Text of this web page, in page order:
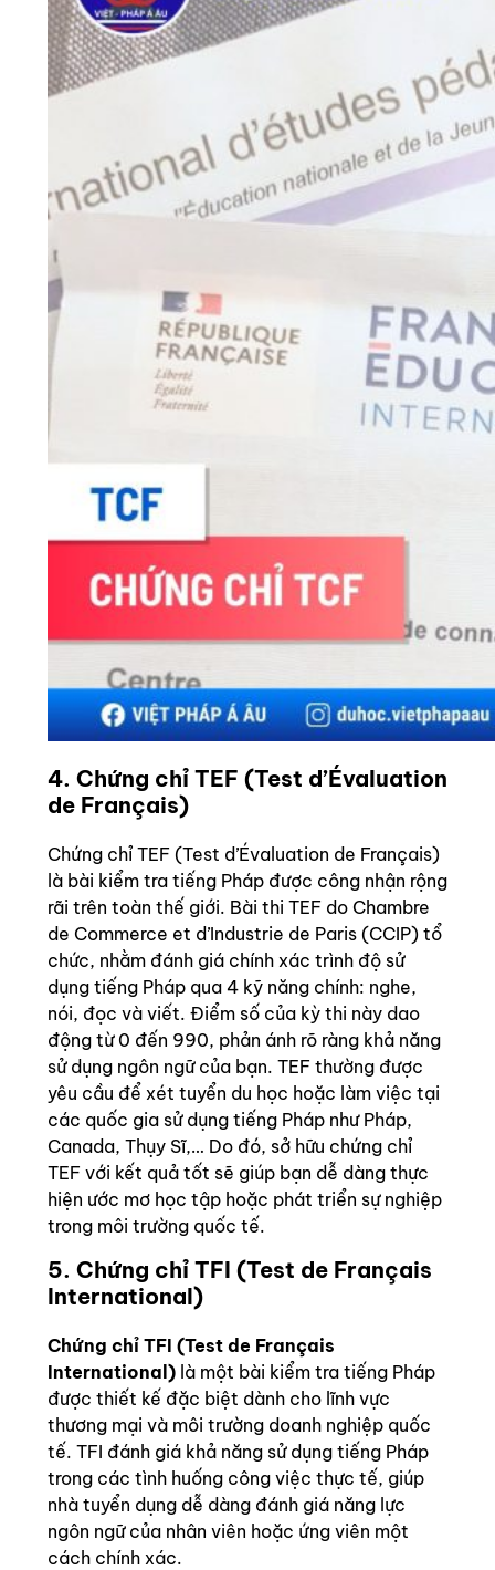
4. Chứng chỉ TEF (Test d’Évaluation
de Français)
Chứng chỉ TEF (Test d’Évaluation de Français)
là bài kiểm tra tiếng Pháp được công nhận rộng
rãi trên toàn thế giới. Bài thi TEF do Chambre
de Commerce et d’Industrie de Paris (CCIP) tổ
chức, nhằm đánh giá chính xác trình độ sử
dụng tiếng Pháp qua 4 kỹ năng chính: nghe,
nói, đọc và viết. Điểm số của kỳ thi này dao
động từ 0 đến 990, phản ánh rõ ràng khả năng
sử dụng ngôn ngữ của bạn. TEF thường được
yêu cầu để xét tuyển du học hoặc làm việc tại
các quốc gia sử dụng tiếng Pháp như Pháp,
Canada, Thụy Sĩ,… Do đó, sở hữu chứng chỉ
TEF với kết quả tốt sẽ giúp bạn dễ dàng thực
hiện ước mơ học tập hoặc phát triển sự nghiệp
trong môi trường quốc tế.
5. Chứng chỉ TFI (Test de Français
International)
Chứng chỉ TFI (Test de Français
International) là một bài kiểm tra tiếng Pháp
được thiết kế đặc biệt dành cho lĩnh vực
thương mại và môi trường doanh nghiệp quốc
tế. TFI đánh giá khả năng sử dụng tiếng Pháp
trong các tình huống công việc thực tế, giúp
nhà tuyển dụng dễ dàng đánh giá năng lực
ngôn ngữ của nhân viên hoặc ứng viên một
cách chính xác.